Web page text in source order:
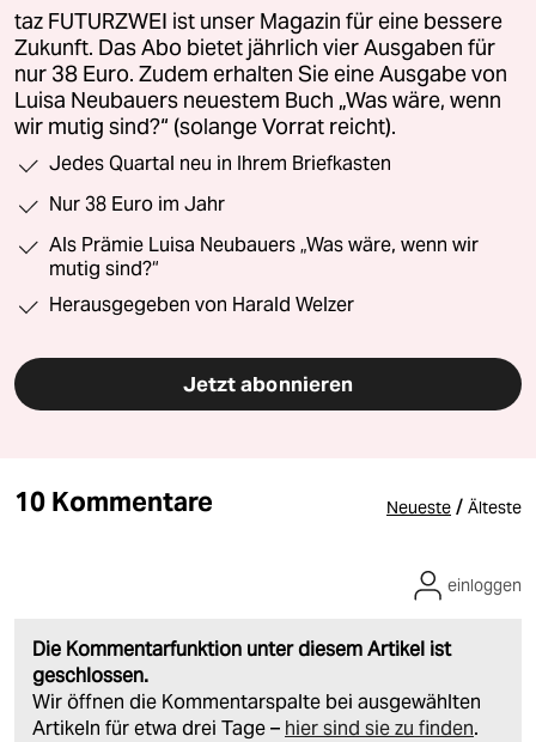
taz FUTURZWEI ist unser Magazin für eine bessere
Zukunft. Das Abo bietet jährlich vier Ausgaben für
nur 38 Euro. Zudem erhalten Sie eine Ausgabe von
Luisa Neubauers neuestem Buch „Was wäre, wenn
wir mutig sind?“ (solange Vorrat reicht).
Jedes Quartal neu in Ihrem Briefkasten
Nur 38 Euro im Jahr
Als Prämie Luisa Neubauers „Was wäre, wenn wir
mutig sind?“
Herausgegeben von Harald Welzer
Jetzt abonnieren
10 Kommentare Neueste / Älteste
Die Kommentarfunktion unter diesem Artikel ist
geschlossen.
Wir öffnen die Kommentarspalte bei ausgewählten
Artikeln für etwa drei Tage – hier sind sie zu finden.
einloggen